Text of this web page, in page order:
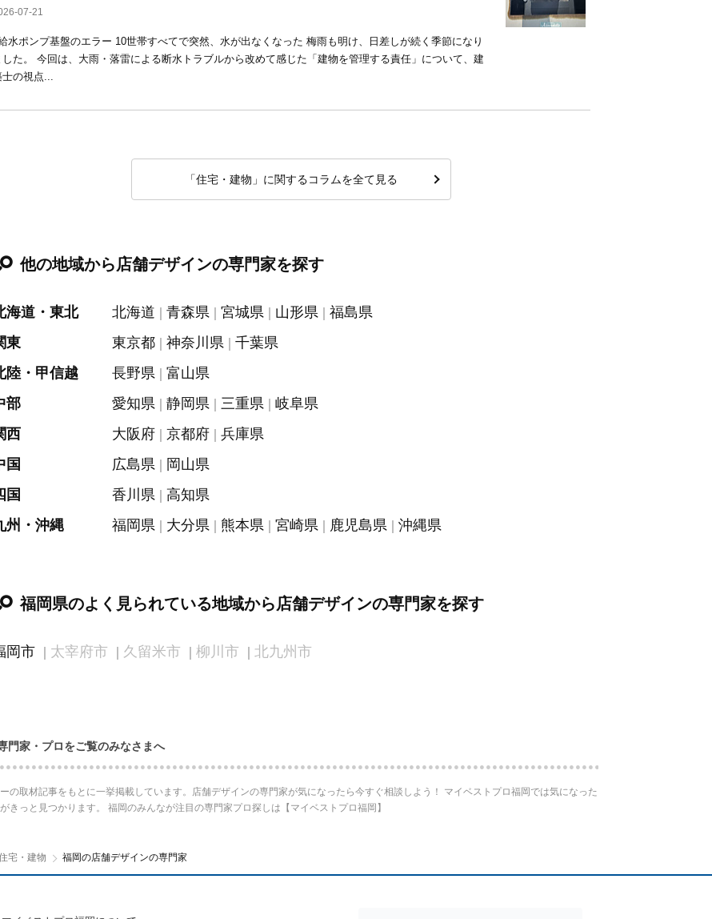
07-21
水ポンプ基盤のエラー 10世帯すべてで突然、水が出なくなった 梅雨も明け、日差しが続く季節になり
した。 今回は、大雨・落雷による断水トラブルから改めて感じた「建物を管理する責任」について、建
士の視点...
「住宅・建物」に関するコラムを全て見る
他の地域から店舗デザインの専門家を探す
海道・東北 北海道 青森県 宮城県 山形県
福島県
東
東京都 神奈川県
千葉県
陸・甲信越
長野県
富山県
部
愛知県 静岡県 三重県
岐阜県
西
大阪府 京都府
兵庫県
国
広島県
岡山県
国
香川県
高知県
州・沖縄
福岡県 大分県 熊本県 宮崎県 鹿児島県 沖縄県
福岡県のよく見られている地域から店舗デザインの専門家を探す
岡市 太宰府市 久留米市 柳川市 北九州市
門家・プロをご覧のみなさまへ
の取材記事をもとに一挙掲載しています。店舗デザインの専門家が気になったら今すぐ相談しよう！ マイベストプロ福岡では気になった
っと見つかります。 福岡のみんなが注目の専門家プロ探しは【マイベストプロ福岡】
宅・建物 福岡の店舗デザインの専門家